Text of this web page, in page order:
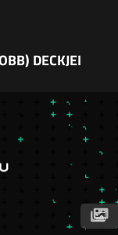
DECKJEI